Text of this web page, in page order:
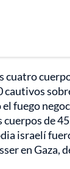
cuatro
cautivos
fuego
de
israelí
en Gaza,